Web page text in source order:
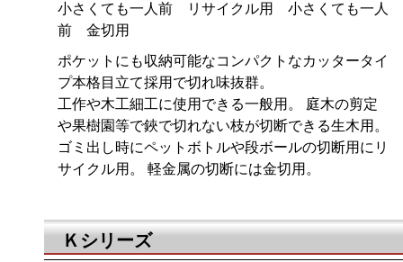
小さくても一人前 リサイクル用 小さくても一人
前 金切用
ポケットにも収納可能なコンパクトなカッタータイ
プ本格目立て採用で切れ味抜群。
工作や木工細工に使用できる一般用。 庭木の剪定
や果樹園等で鋏で切れない枝が切断できる生木用。
ゴミ出し時にペットボトルや段ボールの切断用にリ
サイクル用。 軽金属の切断には金切用。
Ｋシリーズ